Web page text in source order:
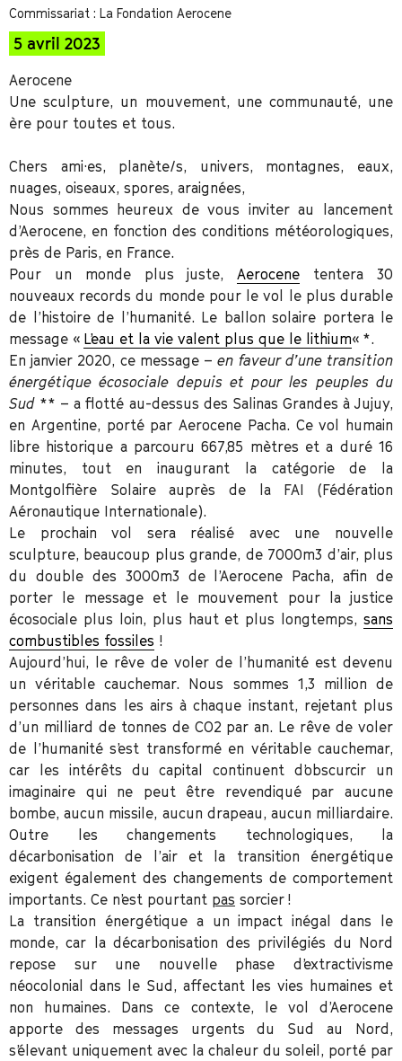
Commissariat : La Fondation Aerocene
5 avril 2023
Aerocene
Une sculpture, un mouvement, une communauté, une
ère pour toutes et tous.
Chers ami·es, planète/s, univers, montagnes, eaux,
nuages, oiseaux, spores, araignées,
Nous sommes heureux de vous inviter au lancement
d’Aerocene, en fonction des conditions météorologiques,
près de Paris, en France.
Pour un monde plus juste,Aerocene tentera 30
nouveaux records du monde pour le vol le plus durable
de l’histoire de l’humanité. Le ballon solaire portera le
message « L’eau et la vie valent plus que le lithium« *.
En janvier 2020, ce message –en faveur d’une transition
énergétique écosociale depuis et pour les peuples du
Sud ** – a flotté au-dessus des Salinas Grandes à Jujuy,
en Argentine, porté par Aerocene Pacha. Ce vol humain
libre historique a parcouru 667,85 mètres et a duré 16
minutes, tout en inaugurant la catégorie de la
Montgolfière Solaire auprès de la FAI (Fédération
Aéronautique Internationale).
Le prochain vol sera réalisé avec une nouvelle
sculpture, beaucoup plus grande, de 7000m3 d’air, plus
du double des 3000m3 de l’Aerocene Pacha, afin de
porter le message et le mouvement pour la justice
écosociale plus loin, plus haut et plus longtemps, sans
combustibles fossiles !
Aujourd’hui, le rêve de voler de l’humanité est devenu
un véritable cauchemar. Nous sommes 1,3 million de
personnes dans les airs à chaque instant, rejetant plus
d’un milliard de tonnes de CO2 par an. Le rêve de voler
de l’humanité s’est transformé en véritable cauchemar,
car les intérêts du capital continuent d’obscurcir un
imaginaire qui ne peut être revendiqué par aucune
bombe, aucun missile, aucun drapeau, aucun milliardaire.
Outre les changements technologiques, la
décarbonisation de l’air et la transition énergétique
exigent également des changements de comportement
importants. Ce n’est pourtant pas sorcier !
La transition énergétique a un impact inégal dans le
monde, car la décarbonisation des privilégiés du Nord
repose sur une nouvelle phase d’extractivisme
néocolonial dans le Sud, affectant les vies humaines et
non humaines. Dans ce contexte, le vol d’Aerocene
apporte des messages urgents du Sud au Nord,
s’élevant uniquement avec la chaleur du soleil, porté par